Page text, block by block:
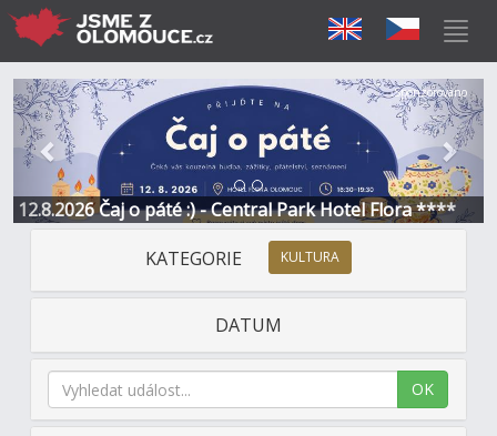
12.8.2026 Čaj o páté :) - Central Park Hotel Flora ****
Předchozí Další
Sponzorováno
KATEGORIE KULTURA
DATUM
OK